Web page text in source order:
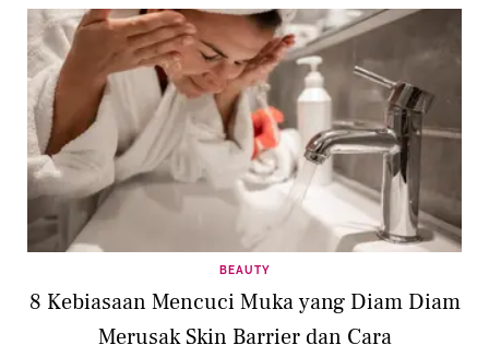
BEAUTY
8 Kebiasaan Mencuci Muka yang Diam Diam
Merusak Skin Barrier dan Cara